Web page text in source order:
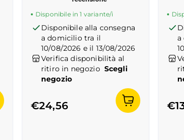
Disponibile in 1 variante/i
Disponibile alla consegna
a domicilio tra il
10/08/2026 e il 13/08/2026
Verifica disponibilità al
ritiro in negozio Scegli
negozio
€24,56
a